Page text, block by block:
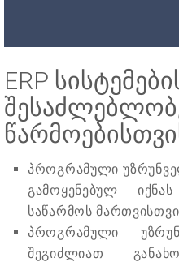
ERP
პროგრამული
გამოყენებულ
საწარმოს
პროგრამული
შეგიძლიათ